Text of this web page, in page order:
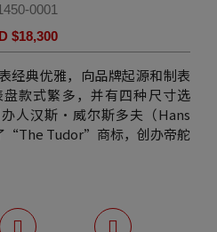
0001
$18,300
经典优雅，向品牌起源和制表
款式繁多，并有四种尺寸选
人汉斯・威尔斯多夫（Hans
“The Tudor”商标，创办帝舵